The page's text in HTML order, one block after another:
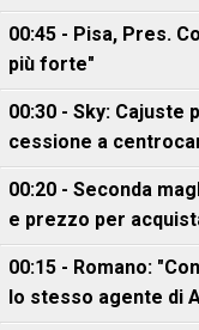
00:45 - Pisa, Pres.
più forte"
00:30 - Sky: Cajuste
cessione a
00:20 - Seconda
e prezzo per
00:15 - Romano:
lo stesso agente di